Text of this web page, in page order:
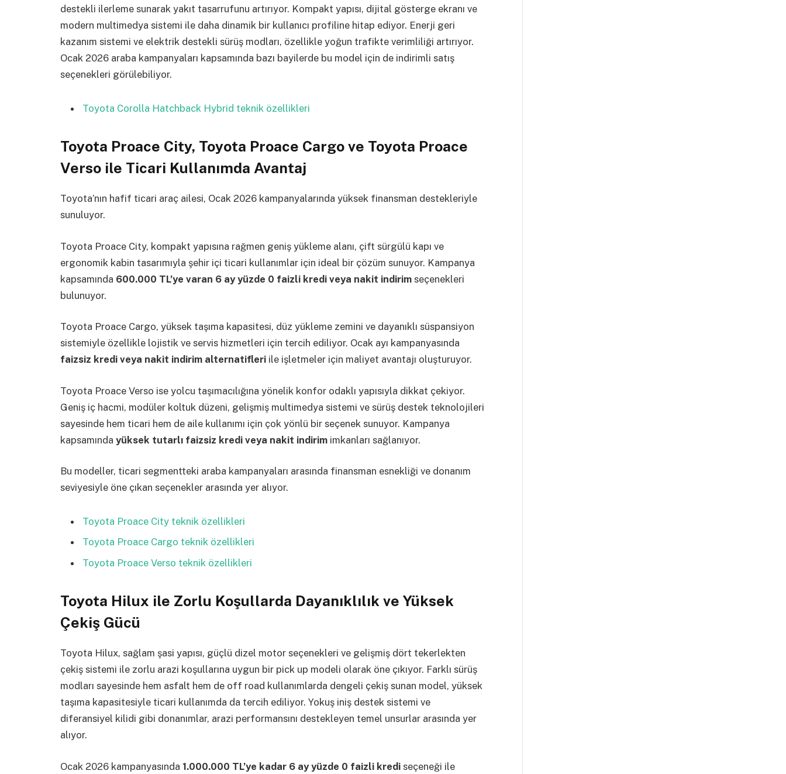
destekli ilerleme sunarak yakıt tasarrufunu artırıyor. Kompakt yapısı, dijital gösterge ekranı ve
modern multimedya sistemi ile daha dinamik bir kullanıcı profiline hitap ediyor. Enerji geri
kazanım sistemi ve elektrik destekli sürüş modları, özellikle yoğun trafikte verimliliği artırıyor.
Ocak 2026 araba kampanyaları kapsamında bazı bayilerde bu model için de indirimli satış
seçenekleri görülebiliyor.
Toyota Corolla Hatchback Hybrid teknik özellikleri
Toyota Proace City, Toyota Proace Cargo ve Toyota Proace
Verso ile Ticari Kullanımda Avantaj
Toyota’nın hafif ticari araç ailesi, Ocak 2026 kampanyalarında yüksek finansman destekleriyle
sunuluyor.
Toyota Proace City, kompakt yapısına rağmen geniş yükleme alanı, çift sürgülü kapı ve
ergonomik kabin tasarımıyla şehir içi ticari kullanımlar için ideal bir çözüm sunuyor. Kampanya
kapsamında 600.000 TL’ye varan 6 ay yüzde 0 faizli kredi veya nakit indirim seçenekleri
bulunuyor.
Toyota Proace Cargo, yüksek taşıma kapasitesi, düz yükleme zemini ve dayanıklı süspansiyon
sistemiyle özellikle lojistik ve servis hizmetleri için tercih ediliyor. Ocak ayı kampanyasında
faizsiz kredi veya nakit indirim alternatifleri ile işletmeler için maliyet avantajı oluşturuyor.
Toyota Proace Verso ise yolcu taşımacılığına yönelik konfor odaklı yapısıyla dikkat çekiyor.
Geniş iç hacmi, modüler koltuk düzeni, gelişmiş multimedya sistemi ve sürüş destek teknolojileri
sayesinde hem ticari hem de aile kullanımı için çok yönlü bir seçenek sunuyor. Kampanya
kapsamında yüksek tutarlı faizsiz kredi veya nakit indirim imkanları sağlanıyor.
Bu modeller, ticari segmentteki araba kampanyaları arasında finansman esnekliği ve donanım
seviyesiyle öne çıkan seçenekler arasında yer alıyor.
Toyota Proace City teknik özellikleri
Toyota Proace Cargo teknik özellikleri
Toyota Proace Verso teknik özellikleri
Toyota Hilux ile Zorlu Koşullarda Dayanıklılık ve Yüksek
Çekiş Gücü
Toyota Hilux, sağlam şasi yapısı, güçlü dizel motor seçenekleri ve gelişmiş dört tekerlekten
çekiş sistemi ile zorlu arazi koşullarına uygun bir pick up modeli olarak öne çıkıyor. Farklı sürüş
modları sayesinde hem asfalt hem de off road kullanımlarda dengeli çekiş sunan model, yüksek
taşıma kapasitesiyle ticari kullanımda da tercih ediliyor. Yokuş iniş destek sistemi ve
diferansiyel kilidi gibi donanımlar, arazi performansını destekleyen temel unsurlar arasında yer
alıyor.
Ocak 2026 kampanyasında 1.000.000 TL’ye kadar 6 ay yüzde 0 faizli kredi seçeneği ile